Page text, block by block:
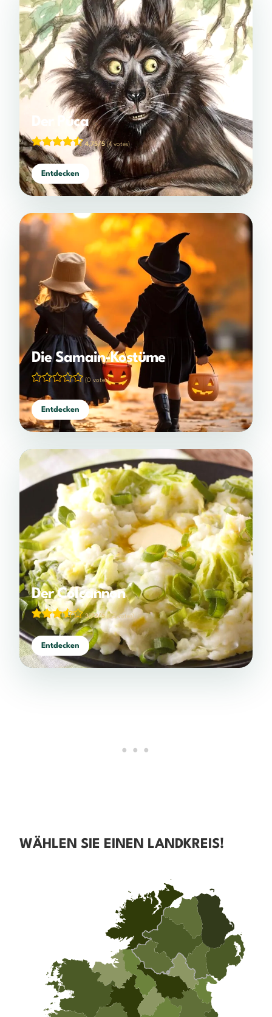
Der Púca
4,75/5(4 votes)
Entdecken
Die Samain-Kostüme
(0 votes)
Entdecken
Der Colcannon
3,72/5(65 votes)
Entdecken
WÄHLEN SIE EINEN LANDKREIS!